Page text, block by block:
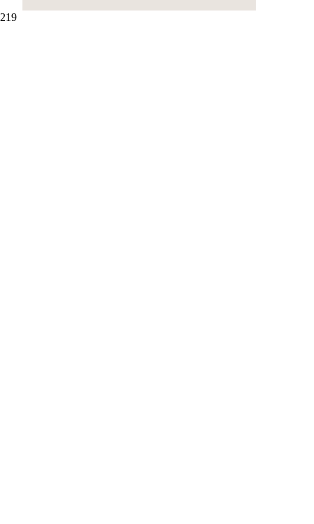
219